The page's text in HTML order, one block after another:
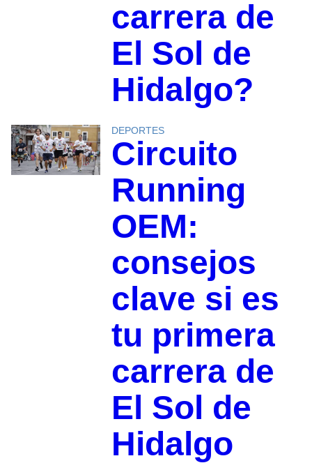
carrera de
El Sol de
Hidalgo?
DEPORTES
Circuito
Running
OEM:
consejos
clave si es
tu primera
carrera de
El Sol de
Hidalgo